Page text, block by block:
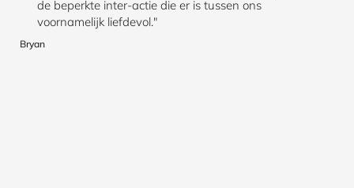
Bryan
de beperkte inter-actie die er is tussen ons
voornamelijk liefdevol."